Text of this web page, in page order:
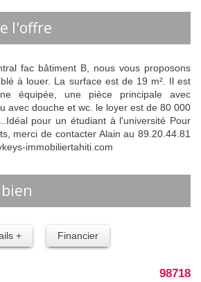
l'offre
fac bâtiment B, nous vous proposons
à louer. La surface est de 19 m². Il est
équipée, une pièce principale avec
avec douche et wc. le loyer est de 80 000
pour un étudiant à l'université Pour
merci de contacter Alain au 89.20.44.81
immobiliertahiti.com
+ Financier
98718